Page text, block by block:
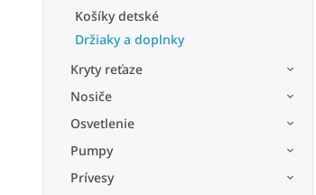
Košíky detské
Držiaky a doplnky
Kryty reťaze
Nosiče
Osvetlenie
Pumpy
Prívesy